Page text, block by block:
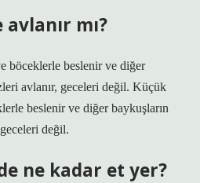
mı?
böceklerle beslenir ve diğer
avlanır, geceleri değil. Küçük
beslenir ve diğer baykuşların
değil.
ne kadar et yer?